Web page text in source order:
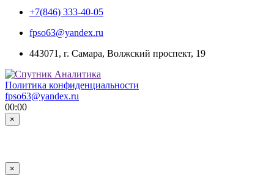
+7(846) 333-40-05
fpso63@yandex.ru
443071, г. Самара, Волжский проспект, 19
Политика конфиденциальности
fpso63@yandex.ru
00:00
×
×